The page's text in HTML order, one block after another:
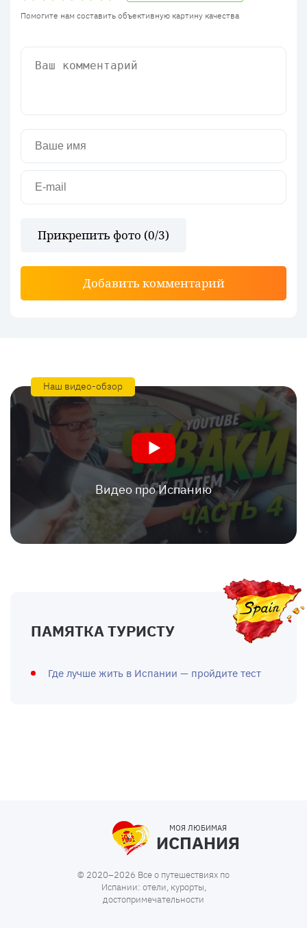
Помогите нам составить объективную картину качества
Прикрепить фото (0/3)
Добавить комментарий
Наш видео-обзор
Видео про Испанию
ПАМЯТКА ТУРИСТУ
Где лучше жить в Испании — пройдите тест
МОЯ ЛЮБИМАЯ
ИСПАНИЯ
© 2020–2026 Все о путешествиях по
Испании: отели, курорты,
достопримечательности